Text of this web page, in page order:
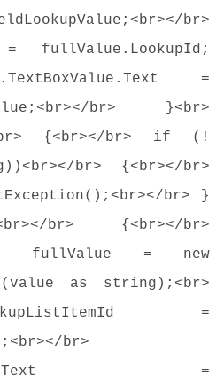
br>
fullValue.LookupId;
=
br> }<br>
br> {<br></br> if (!
br> {<br></br>
br> }
br> {<br></br>
fullValue = new
as string);<br>
=
br>
=